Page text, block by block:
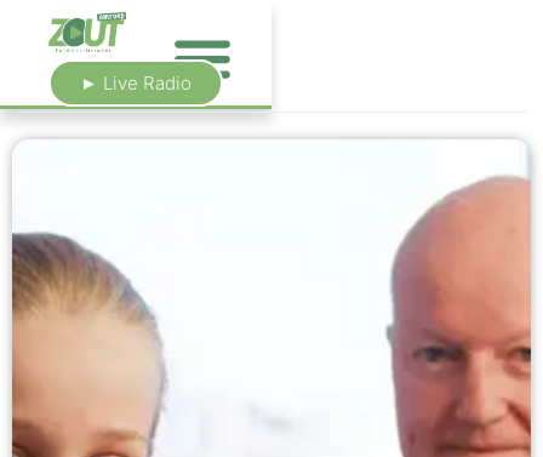
► Live Radio